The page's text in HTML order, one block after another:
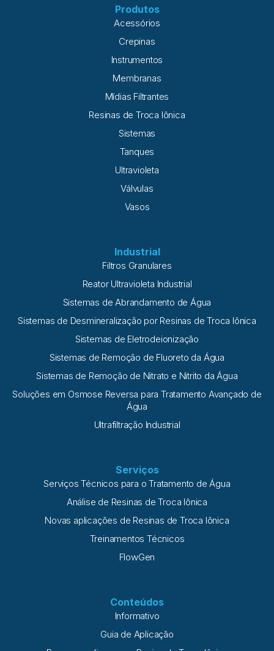
Produtos
Acessórios
Crepinas
Instrumentos
Membranas
Mídias Filtrantes
Resinas de Troca Iônica
Sistemas
Tanques
Ultravioleta
Válvulas
Vasos
Industrial
Filtros Granulares
Reator Ultravioleta Industrial
Sistemas de Abrandamento de Água
Sistemas de Desmineralização por Resinas de Troca Iônica
Sistemas de Eletrodeionização
Sistemas de Remoção de Fluoreto da Água
Sistemas de Remoção de Nitrato e Nitrito da Água
Soluções em Osmose Reversa para Tratamento Avançado de
Água
Ultrafiltração Industrial
Serviços
Serviços Técnicos para o Tratamento de Água
Análise de Resinas de Troca Iônica
Novas aplicações de Resinas de Troca Iônica
Treinamentos Técnicos
FlowGen
Conteúdos
Informativo
Guia de Aplicação